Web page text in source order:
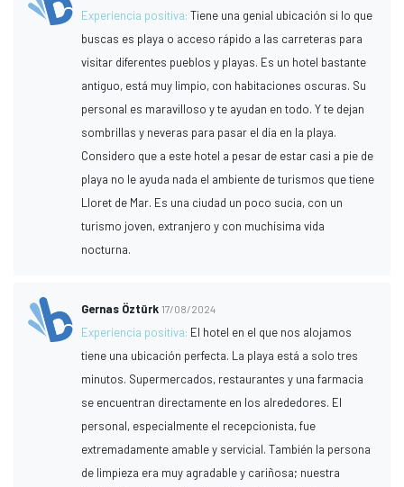
Experiencia positiva:Tiene una genial ubicación si lo que
buscas es playa o acceso rápido a las carreteras para
visitar diferentes pueblos y playas. Es un hotel bastante
antiguo, está muy limpio, con habitaciones oscuras. Su
personal es maravilloso y te ayudan en todo. Y te dejan
sombrillas y neveras para pasar el día en la playa.
Considero que a este hotel a pesar de estar casi a pie de
playa no le ayuda nada el ambiente de turismos que tiene
Lloret de Mar. Es una ciudad un poco sucia, con un
turismo joven, extranjero y con muchísima vida
nocturna.
Gernas Öztürk 17/08/2024
Experiencia positiva: El hotel en el que nos alojamos
tiene una ubicación perfecta. La playa está a solo tres
minutos. Supermercados, restaurantes y una farmacia
se encuentran directamente en los alrededores. El
personal, especialmente el recepcionista, fue
extremadamente amable y servicial. También la persona
de limpieza era muy agradable y cariñosa; nuestra